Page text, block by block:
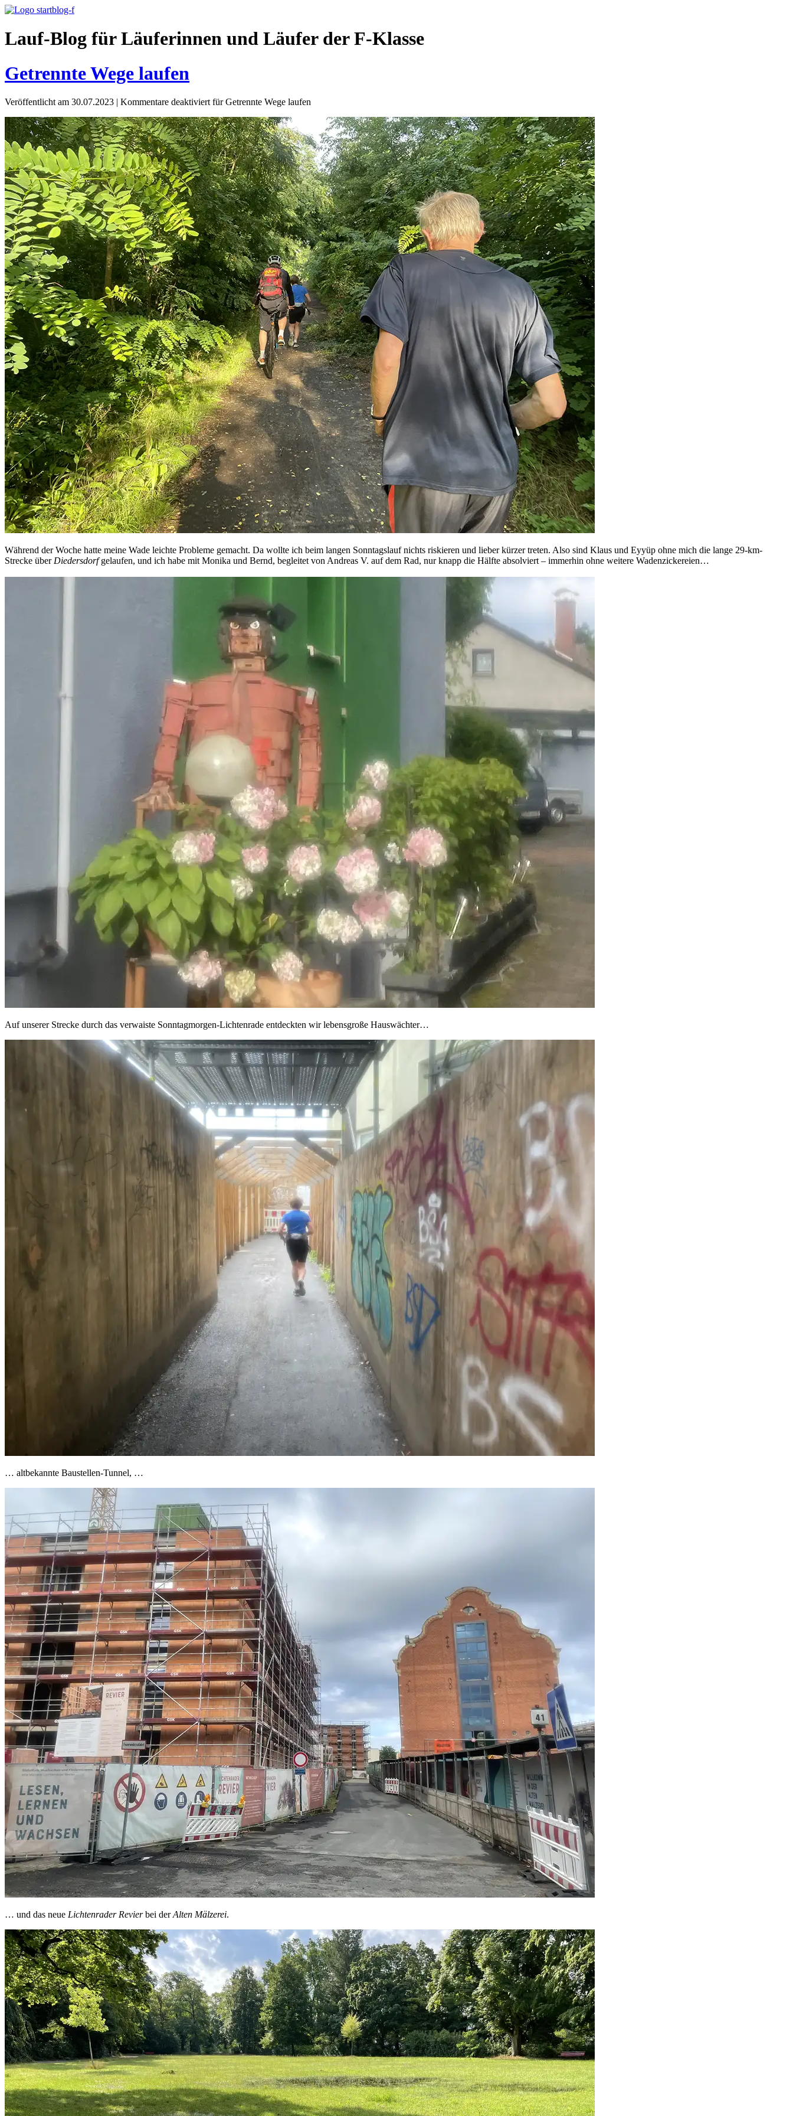
Lauf-Blog für Läuferinnen und Läufer der F-Klasse
Getrennte Wege laufen
Veröffentlicht am 30.07.2023 | Kommentare deaktiviert für Getrennte Wege laufen
Während der Woche hatte meine Wade leichte Probleme gemacht. Da wollte ich beim langen Sonntagslauf nichts riskieren und lieber kürzer treten. Also sind Klaus und Eyyüp ohne mich die lange 29-km-
Strecke über Diedersdorfgelaufen, und ich habe mit Monika und Bernd, begleitet von Andreas V. auf dem Rad, nur knapp die Hälfte absolviert – immerhin ohne weitere Wadenzickereien…
Auf unserer Strecke durch das verwaiste Sonntagmorgen-Lichtenrade entdeckten wir lebensgroße Hauswächter…
… altbekannte Baustellen-Tunnel, …
… und das neue Lichtenrader Revierbei derAlten Mälzerei.